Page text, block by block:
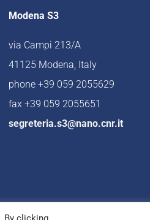
Modena S3
via Campi 213/A
41125 Modena, Italy
phone +39 059 2055629
fax +39 059 2055651
segreteria.s3@nano.cnr.it